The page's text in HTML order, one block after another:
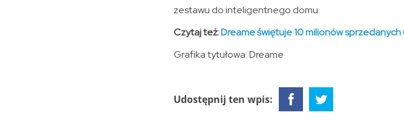
zestawu do inteligentnego domu.
Czytaj też:Dreame świętuje 10 milionów
Grafika tytułowa: Dreame
Udostępnij ten wpis: